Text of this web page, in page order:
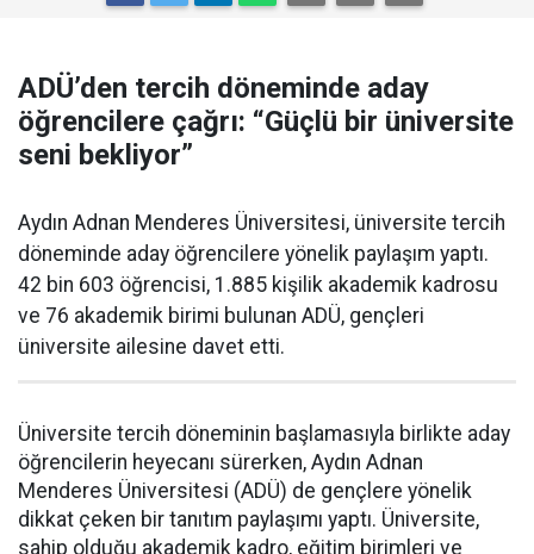
ADÜ’den tercih döneminde aday
öğrencilere çağrı: “Güçlü bir üniversite
seni bekliyor”
Aydın Adnan Menderes Üniversitesi, üniversite tercih
döneminde aday öğrencilere yönelik paylaşım yaptı.
42 bin 603 öğrencisi, 1.885 kişilik akademik kadrosu
ve 76 akademik birimi bulunan ADÜ, gençleri
üniversite ailesine davet etti.
Üniversite tercih döneminin başlamasıyla birlikte aday
öğrencilerin heyecanı sürerken, Aydın Adnan
Menderes Üniversitesi (ADÜ) de gençlere yönelik
dikkat çeken bir tanıtım paylaşımı yaptı. Üniversite,
sahip olduğu akademik kadro, eğitim birimleri ve